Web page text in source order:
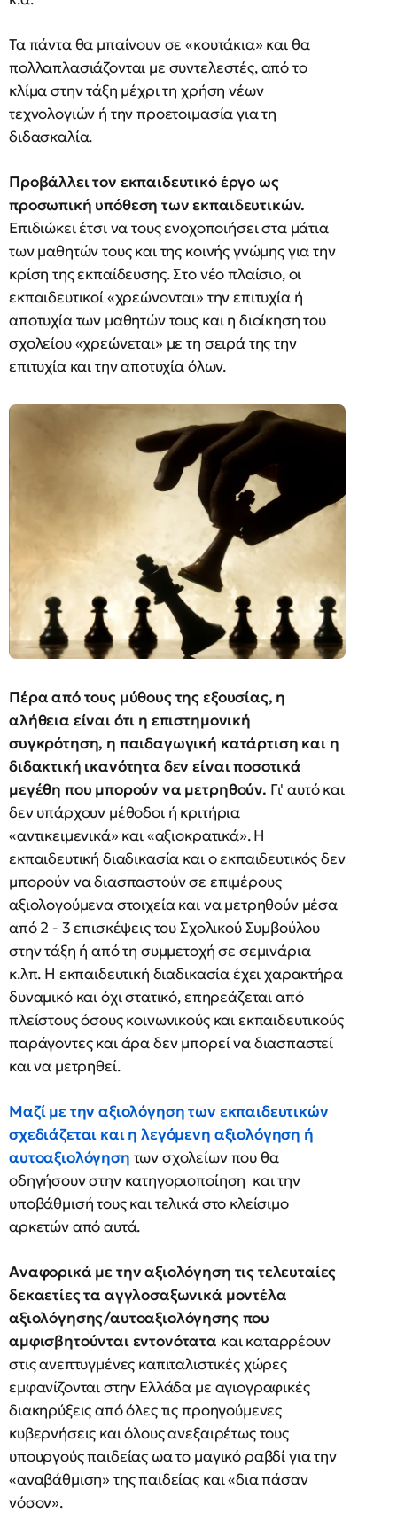
Τα πάντα θα μπαίνουν σε «κουτάκια» και θα
πολλαπλασιάζονται με συντελεστές, από το
κλίμα στην τάξη μέχρι τη χρήση νέων
τεχνολογιών ή την προετοιμασία για τη
διδασκαλία.
Προβάλλει τον εκπαιδευτικό έργο ως
προσωπική υπόθεση των εκπαιδευτικών.
Επιδιώκει έτσι να τους ενοχοποιήσει στα μάτια
των μαθητών τους και της κοινής γνώμης για την
κρίση της εκπαίδευσης. Στο νέο πλαίσιο, οι
εκπαιδευτικοί «χρεώνονται» την επιτυχία ή
αποτυχία των μαθητών τους και η διοίκηση του
σχολείου «χρεώνεται» με τη σειρά της την
επιτυχία και την αποτυχία όλων.
Πέρα από τους μύθους της εξουσίας, η
αλήθεια είναι ότι η επιστημονική
συγκρότηση, η παιδαγωγική κατάρτιση και η
διδακτική ικανότητα δεν είναι ποσοτικά
μεγέθη που μπορούν να μετρηθούν. Γι' αυτό και
δεν υπάρχουν μέθοδοι ή κριτήρια
«αντικειμενικά» και «αξιοκρατικά». H
εκπαιδευτική διαδικασία και ο εκπαιδευτικός δεν
μπορούν να διασπαστούν σε επιμέρους
αξιολογούμενα στοιχεία και να μετρηθούν μέσα
από 2 - 3 επισκέψεις του Σχολικού Συμβούλου
στην τάξη ή από τη συμμετοχή σε σεμινάρια
κ.λπ. H εκπαιδευτική διαδικασία έχει χαρακτήρα
δυναμικό και όχι στατικό, επηρεάζεται από
πλείστους όσους κοινωνικούς και εκπαιδευτικούς
παράγοντες και άρα δεν μπορεί να διασπαστεί
και να μετρηθεί.
Μαζί με την αξιολόγηση των εκπαιδευτικών
σχεδιάζεται και η λεγόμενη αξιολόγηση ή
αυτοαξιολόγηση των σχολείων που θα
οδηγήσουν στην κατηγοριοποίηση και την
υποβάθμισή τους και τελικά στο κλείσιμο
αρκετών από αυτά.
Αναφορικά με την αξιολόγηση τις τελευταίες
δεκαετίες τα αγγλοσαξωνικά μοντέλα
αξιολόγησης/αυτοαξιολόγησης που
αμφισβητούνται εντονότατα και καταρρέουν
στις ανεπτυγμένες καπιταλιστικές χώρες
εμφανίζονται στην Ελλάδα με αγιογραφικές
διακηρύξεις από όλες τις προηγούμενες
κυβερνήσεις και όλους ανεξαιρέτως τους
υπουργούς παιδείας ωα το μαγικό ραβδί για την
«αναβάθμιση» της παιδείας και «δια πάσαν
νόσον».